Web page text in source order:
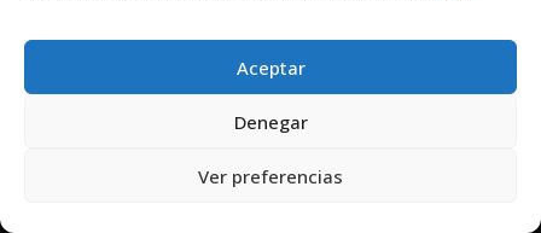
Aceptar
Denegar
Ver preferencias
CONTACTO
AVISO LEGAL
POLÍTICA DE PRIVACIDAD